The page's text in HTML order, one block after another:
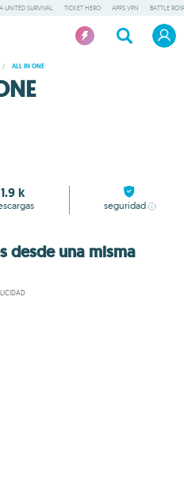
UNITED SURVIVAL TICKET HERO APPS VPN BATTLE
/ ALL IN ONE
1.9 k
seguridad
desde una misma